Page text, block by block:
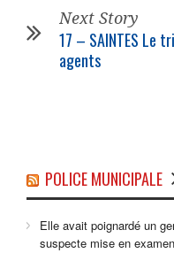
Next Story
17 – SAINTES Le
agents
POLICE MUNICIPALE
Elle avait poignardé un
suspecte mise en